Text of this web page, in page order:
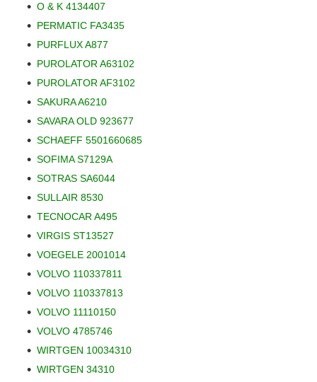
O & K 4134407
PERMATIC FA3435
PURFLUX A877
PUROLATOR A63102
PUROLATOR AF3102
SAKURA A6210
SAVARA OLD 923677
SCHAEFF 5501660685
SOFIMA S7129A
SOTRAS SA6044
SULLAIR 8530
TECNOCAR A495
VIRGIS ST13527
VOEGELE 2001014
VOLVO 110337811
VOLVO 110337813
VOLVO 11110150
VOLVO 4785746
WIRTGEN 10034310
WIRTGEN 34310